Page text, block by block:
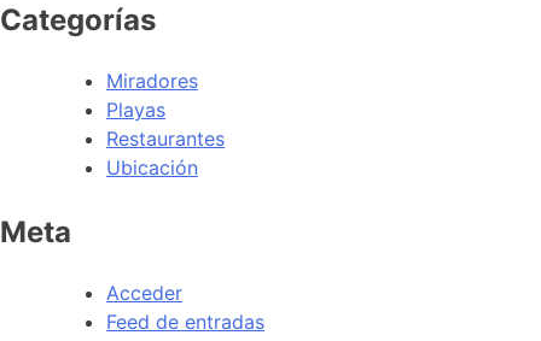
Categorías
Miradores
Playas
Restaurantes
Ubicación
Meta
Acceder
Feed de entradas